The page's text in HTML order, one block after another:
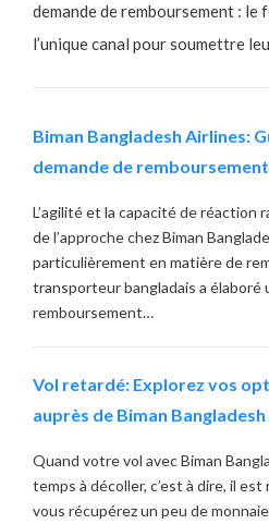
demande de remboursement : le
l’unique canal pour soumettre
Biman Bangladesh Airlines:
demande de remboursement
L’agilité et la capacité de
de l’approche chez Biman
particulièrement en matière de
transporteur bangladais a élaboré
remboursement…
Vol retardé: Explorez vos
auprès de Biman
Quand votre vol avec Biman
temps à décoller, c’est à dire, il est
vous récupérez un peu de